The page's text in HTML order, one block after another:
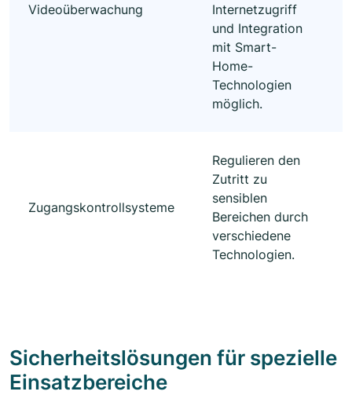
Videoüberwachung
Internetzugriff
und Integration
mit Smart-
Home-
Technologien
möglich.
Zugangskontrollsysteme
Regulieren den
Zutritt zu
sensiblen
Bereichen durch
verschiedene
Technologien.
Sicherheitslösungen für spezielle
Einsatzbereiche